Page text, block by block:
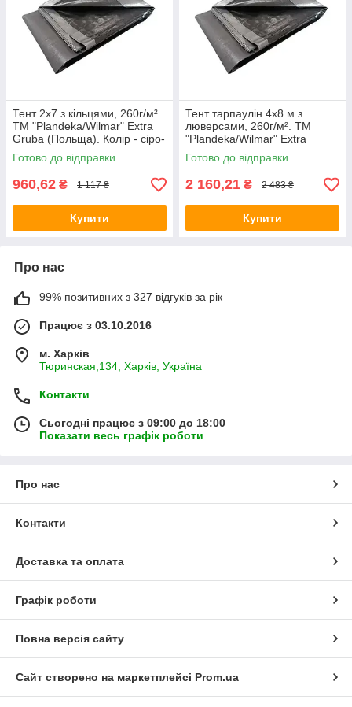
Тент 2х7 з кільцями, 260г/м².
ТМ "Plandeka/Wilmar" Extra
Gruba (Польща). Колір - сіро-
чорний, +/- 5%.
Готово до відправки
960,62 ₴ 1 117 ₴
Купити
Тент тарпаулін 4х8 м з
люверсами, 260г/м². ТМ
"Plandeka/Wilmar" Extra
Gruba (Польща). Колір - сіро-
чорний, +/- 5%.
Готово до відправки
2 160,21 ₴ 2 483 ₴
Купити
Про нас
99% позитивних з 327 відгуків за рік
Працює з 03.10.2016
м. Харків
Тюринская,134, Харків, Україна
Контакти
Сьогодні працює з 09:00 до 18:00
Показати весь графік роботи
Про нас
Контакти
Доставка та оплата
Графік роботи
Повна версія сайту
Сайт створено на маркетплейсі Prom.ua